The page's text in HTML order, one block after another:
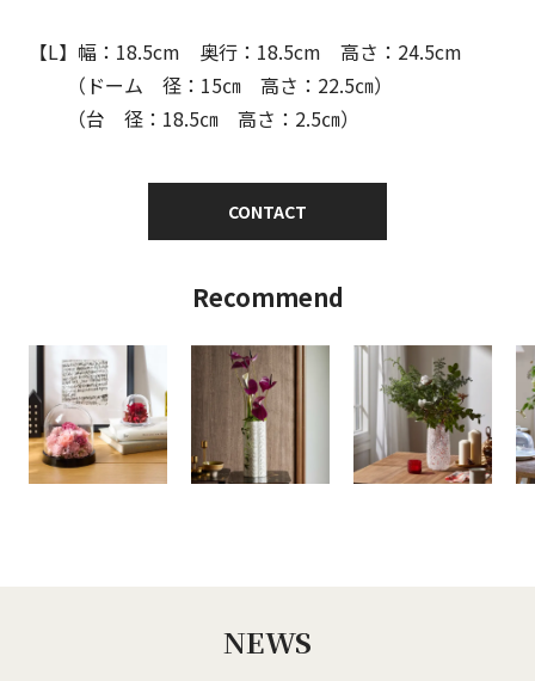
【L】幅：18.5cm 奥行：18.5cm 高さ：24.5cm
（ドーム 径：15㎝ 高さ：22.5㎝）
（台 径：18.5㎝ 高さ：2.5㎝）
CONTACT
Recommend
NEWS